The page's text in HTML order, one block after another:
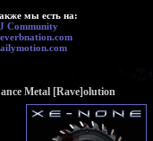
мы есть на:
Community
Metal [Rave]olution